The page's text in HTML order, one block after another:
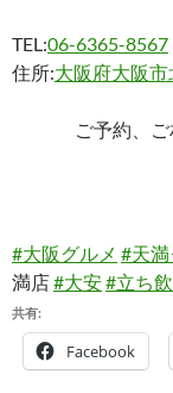
TEL:06-6365-8567
住所:大阪府大阪
ご予約、
#大阪グルメ #天満
満店#大安#立ち
共有:
Facebook